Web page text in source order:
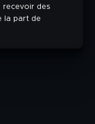
recevoir des
la part de